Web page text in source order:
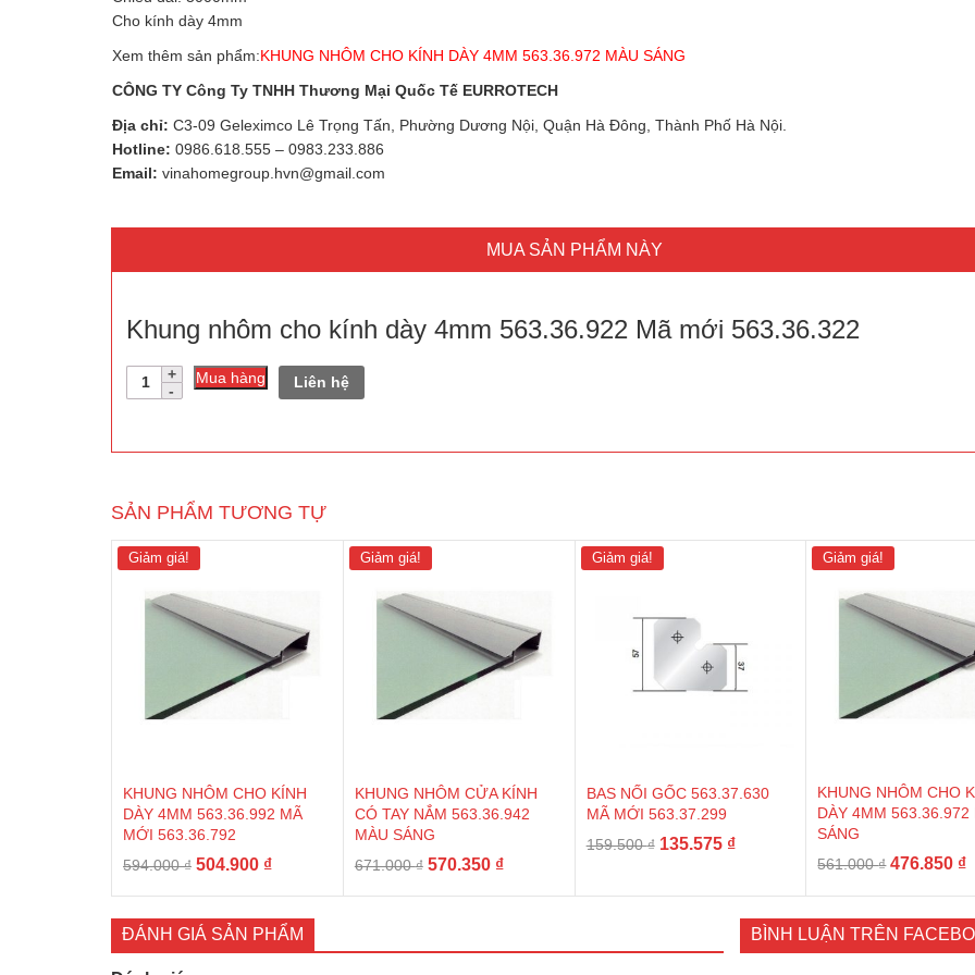
Cho kính dày 4mm
Xem thêm sản phẩm:KHUNG NHÔM CHO KÍNH DÀY 4MM 563.36.972 MÀU SÁNG
CÔNG TY Công Ty TNHH Thương Mại Quốc Tế EURROTECH
Địa chỉ: C3-09 Geleximco Lê Trọng Tấn, Phường Dương Nội, Quận Hà Đông, Thành Phố Hà Nội.
Hotline: 0986.618.555 – 0983.233.886
Email: vinahomegroup.hvn@gmail.com
MUA SẢN PHẨM NÀY
Khung nhôm cho kính dày 4mm 563.36.922 Mã mới 563.36.322
Số
lượng
Mua hàng Liên hệ
SẢN PHẨM TƯƠNG TỰ
Giảm giá!
KHUNG NHÔM CHO KÍNH
DÀY 4MM 563.36.992 MÃ
MỚI 563.36.792
594.000₫ Giá
594.000 ₫.
504.900 ₫Giá
là:
504.900 ₫.
Giảm giá!
KHUNG NHÔM CỬA KÍNH
CÓ TAY NẮM 563.36.942
MÀU SÁNG
671.000₫ Giá
570.350 ₫Giá
570.350 ₫.
Giảm giá!
BAS NỐI GỐC 563.37.630
MÃ MỚI 563.37.299
159.500₫ Giá
135.575 ₫Giá
135.575 ₫.
Giảm giá!
KHUNG NHÔM CHO
DÀY 4MM 563.36.972
SÁNG
561.000₫ Giá
561.000 ₫.
476.850 ₫
ĐÁNH GIÁ SẢN PHẨM BÌNH LUẬN TRÊN